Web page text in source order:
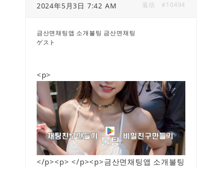
2024年5月3日 7:42 AM #10494
返信
금산면채팅앱 소개불팅 금산면채팅
ゲスト
<p>
</p><p> </p><p>금산면채팅앱 소개불팅